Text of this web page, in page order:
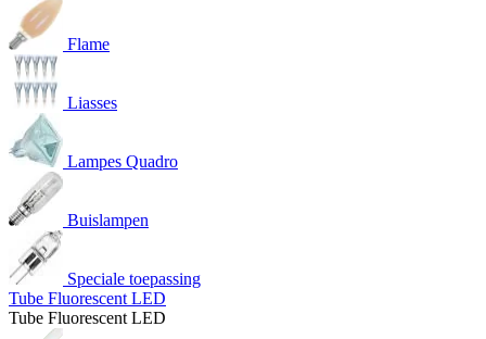
Flame
Liasses
Lampes Quadro
Buislampen
Speciale toepassing
Tube Fluorescent LED
Tube Fluorescent LED